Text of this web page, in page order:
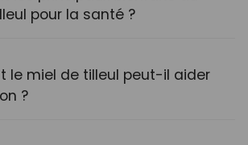
pour la santé ?
le miel de tilleul peut-il aider
?